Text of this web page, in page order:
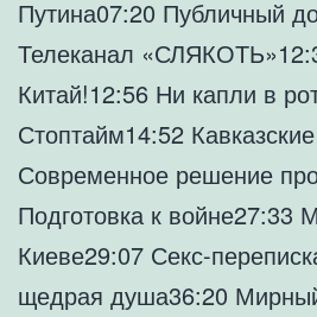
Путина07:20 Публичный
Телеканал
Китай!12:56 Ни капли в
Стоптайм14:52
Современное решение
Подготовка к войне27:33
Киеве29:07 Секс-
щедрая душа36:20